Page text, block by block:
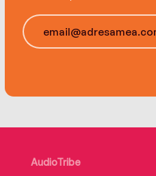
AudioTribe